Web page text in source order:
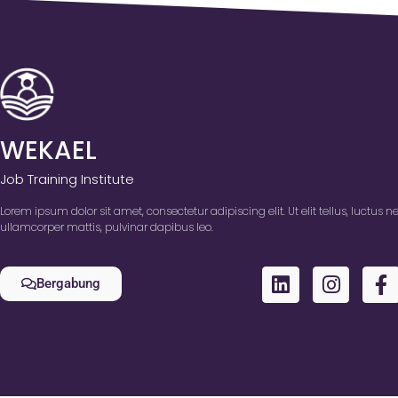
WEKAEL
Job Training Institute
Lorem ipsum dolor sit amet, consectetur adipiscing elit. Ut elit tellus, luctus
ullamcorper mattis, pulvinar dapibus leo.
Bergabung